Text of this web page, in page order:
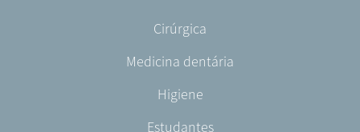
Cirúrgica
Medicina dentária
Higiene
Estudantes